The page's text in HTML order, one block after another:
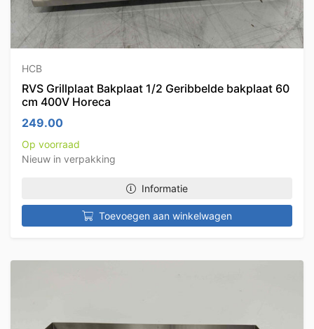
HCB
RVS Grillplaat Bakplaat 1/2 Geribbelde bakplaat 60
cm 400V Horeca
249.00
Op voorraad
Nieuw in verpakking
Informatie
Toevoegen aan winkelwagen